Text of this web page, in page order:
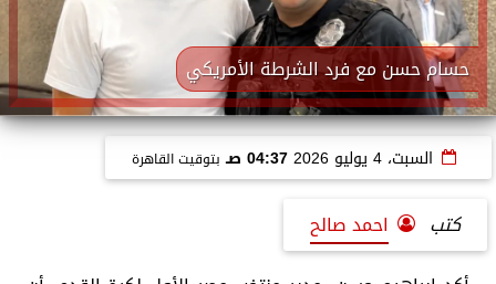
حسام حسن مع فرد الشرطة الأمريكي
السبت، 4 يوليو 2026 04:37 صـ بتوقيت القاهرة
كتب
احمد صالح